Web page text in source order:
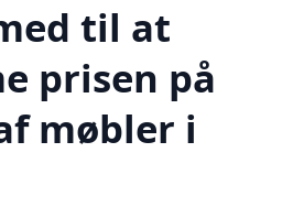
til at
prisen på
møbler i